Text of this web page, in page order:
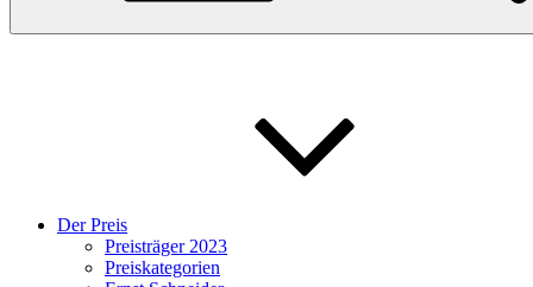
Der Preis
Preisträger 2023
Preiskategorien